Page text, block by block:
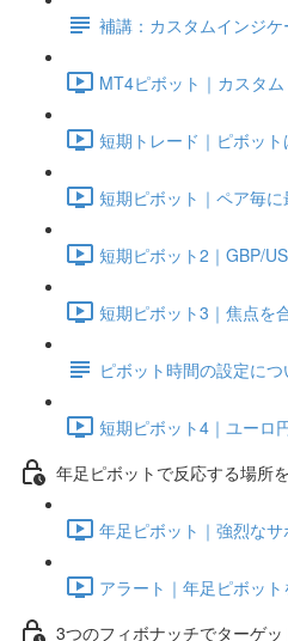
補講：カスタムインジ
MT4ピボット｜カスタ
短期トレード｜ピボッ
短期ピボット｜ペア毎
短期ピボット2｜GBP/
短期ピボット3｜焦点を
ピボット時間の設定につ
短期ピボット4｜ユーロ
年足ピボットで反応する場所
年足ピボット｜強烈な
アラート｜年足ピボッ
3つのフィボナッチでターゲッ